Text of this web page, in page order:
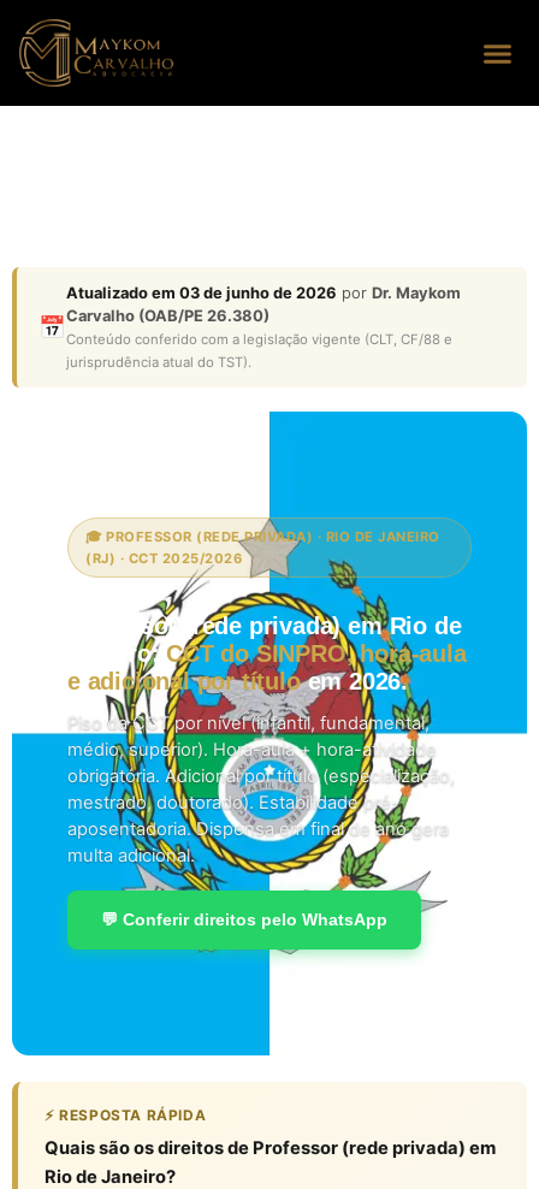
📅
Atualizado em 03 de junho de 2026 por Dr. Maykom
Carvalho (OAB/PE 26.380)
Conteúdo conferido com a legislação vigente (CLT, CF/88 e
jurisprudência atual do TST).
🎓 PROFESSOR (REDE PRIVADA) · RIO DE JANEIRO
(RJ) · CCT 2025/2026
Professor (rede privada) em Rio de
Janeiro:CCT do SINPRO, hora-aula
e adicional por títuloem 2026.
Piso da CCT por nível (infantil, fundamental,
médio, superior). Hora-aula + hora-atividade
obrigatória. Adicional por título (especialização,
mestrado, doutorado). Estabilidade pré-
aposentadoria. Dispensa em final de ano gera
multa adicional.
💬 Conferir direitos pelo WhatsApp
⚡ RESPOSTA RÁPIDA
Quais são os direitos de Professor (rede privada) em
Rio de Janeiro?